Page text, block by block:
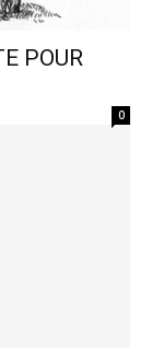
POUR
0